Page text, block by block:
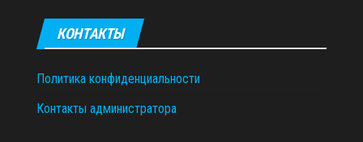
КОНТАКТЫ
Политика конфиденциальности
Контакты администратора